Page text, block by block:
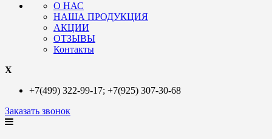
О НАС
НАША ПРОДУКЦИЯ
АКЦИИ
ОТЗЫВЫ
Контакты
X
+7(499) 322-99-17; +7(925) 307-30-68
Заказать звонок